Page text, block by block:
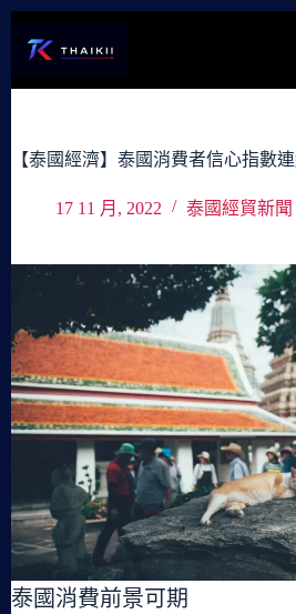
容
【泰國經濟】泰國消費者信心指數
17 11 月, 2022 泰國經貿新聞
泰國消費前景可期